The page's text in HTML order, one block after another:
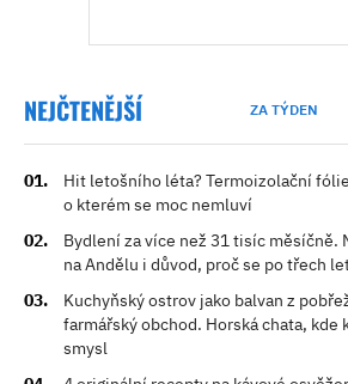
NEJČTENĚJŠÍ ZA TÝDEN
Hit letošního léta? Termoizolační
o kterém se moc nemluví
Bydlení za více než 31 tisíc měsíčně.
na Andělu i důvod, proč se po třech
Kuchyňský ostrov jako balvan z
farmářský obchod. Horská chata, kde
smysl